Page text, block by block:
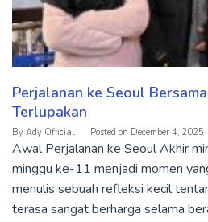
Perjalanan ke Seoul
Terlupakan
By Ady Official Posted on December 4, 2025
Awal Perjalanan ke Seoul Akhir
minggu ke-11 menjadi momen
menulis sebuah refleksi kecil
terasa sangat berharga selama